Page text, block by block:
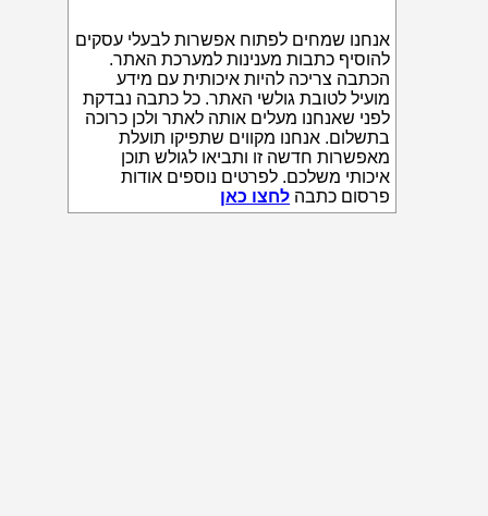
אנחנו שמחים לפתוח אפשרות לבעלי עסקים
להוסיף כתבות מענינות למערכת האתר.
הכתבה צריכה להיות איכותית עם מידע
מועיל לטובת גולשי האתר. כל כתבה נבדקת
לפני שאנחנו מעלים אותה לאתר ולכן כרוכה
בתשלום. אנחנו מקווים שתפיקו תועלת
מאפשרות חדשה זו ותביאו לגולש תוכן
איכותי משלכם. לפרטים נוספים אודות
פרסום כתבה לחצו כאן